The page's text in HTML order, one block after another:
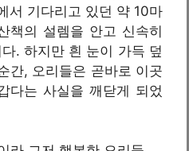
서 기다리고 있던 약 10마
책의 설렘을 안고 신속히
. 하지만 흰 눈이 가득 덮
간, 오리들은 곧바로 이곳
다는 사실을 깨닫게 되었